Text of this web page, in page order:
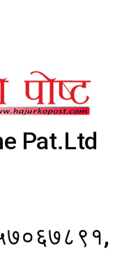
Pat.Ltd